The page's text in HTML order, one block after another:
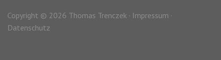
Copyright © 2026 Thomas Trenczek · Impressum ·
Datenschutz